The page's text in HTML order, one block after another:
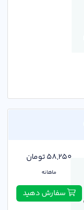
58,250 تومان
ماهانه
سفارش دهید